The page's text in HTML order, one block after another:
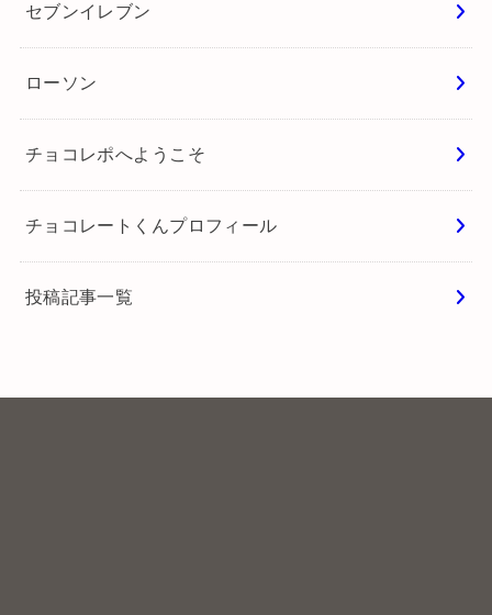
セブンイレブン
ローソン
チョコレポへようこそ
チョコレートくんプロフィール
投稿記事一覧